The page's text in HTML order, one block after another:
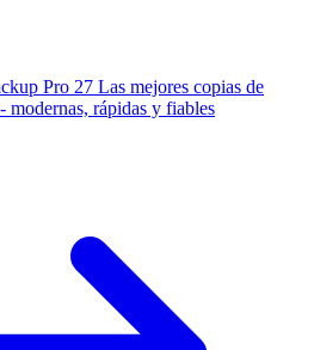
Pro 27 Las mejores copias de
modernas, rápidas y fiables